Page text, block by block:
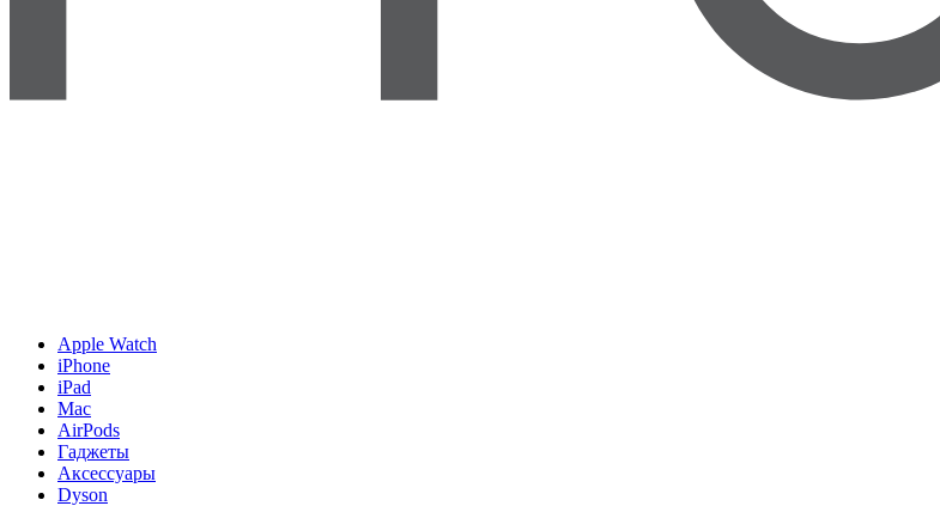
Apple Watch
iPhone
iPad
Mac
AirPods
Гаджеты
Аксессуары
Dyson